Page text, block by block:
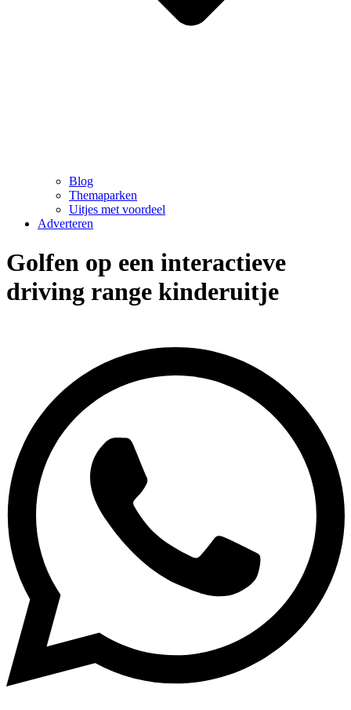
Blog
Themaparken
Uitjes met voordeel
Adverteren
Golfen op een interactieve
driving range kinderuitje